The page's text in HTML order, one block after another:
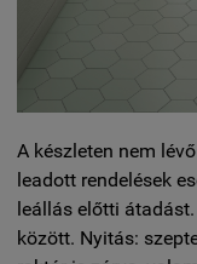
A készleten nem
leadott rendelések
leállás előtti
között. Nyitás: